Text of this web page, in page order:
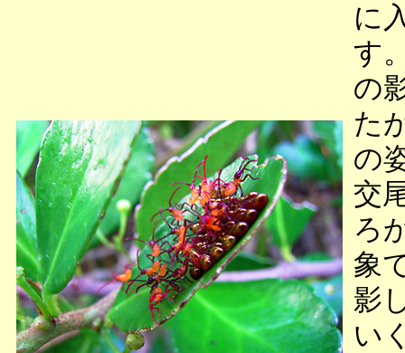
に
す
の
た
の
交
ろ
象
影
い